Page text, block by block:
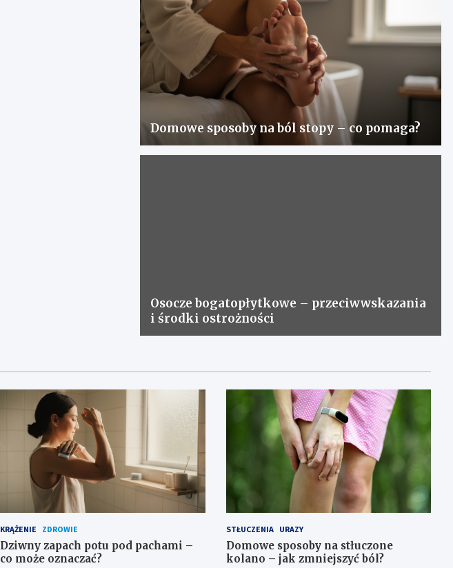
Domowe sposoby na ból stopy – co pomaga?
Osocze bogatopłytkowe – przeciwwskazania
i środki ostrożności
KRĄŻENIE ZDROWIE
Dziwny zapach potu pod pachami –
co może oznaczać?
STŁUCZENIA URAZY
Domowe sposoby na stłuczone
kolano – jak zmniejszyć ból?